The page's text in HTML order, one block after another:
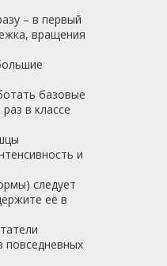
– в первый
вращения
базовые
в классе
и
следует
её в
повседневных